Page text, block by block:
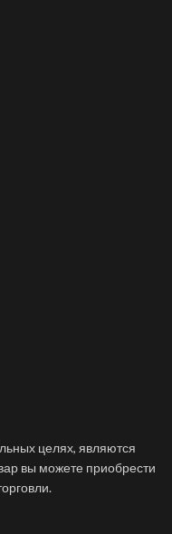
целях, являются
вы можете приобрести